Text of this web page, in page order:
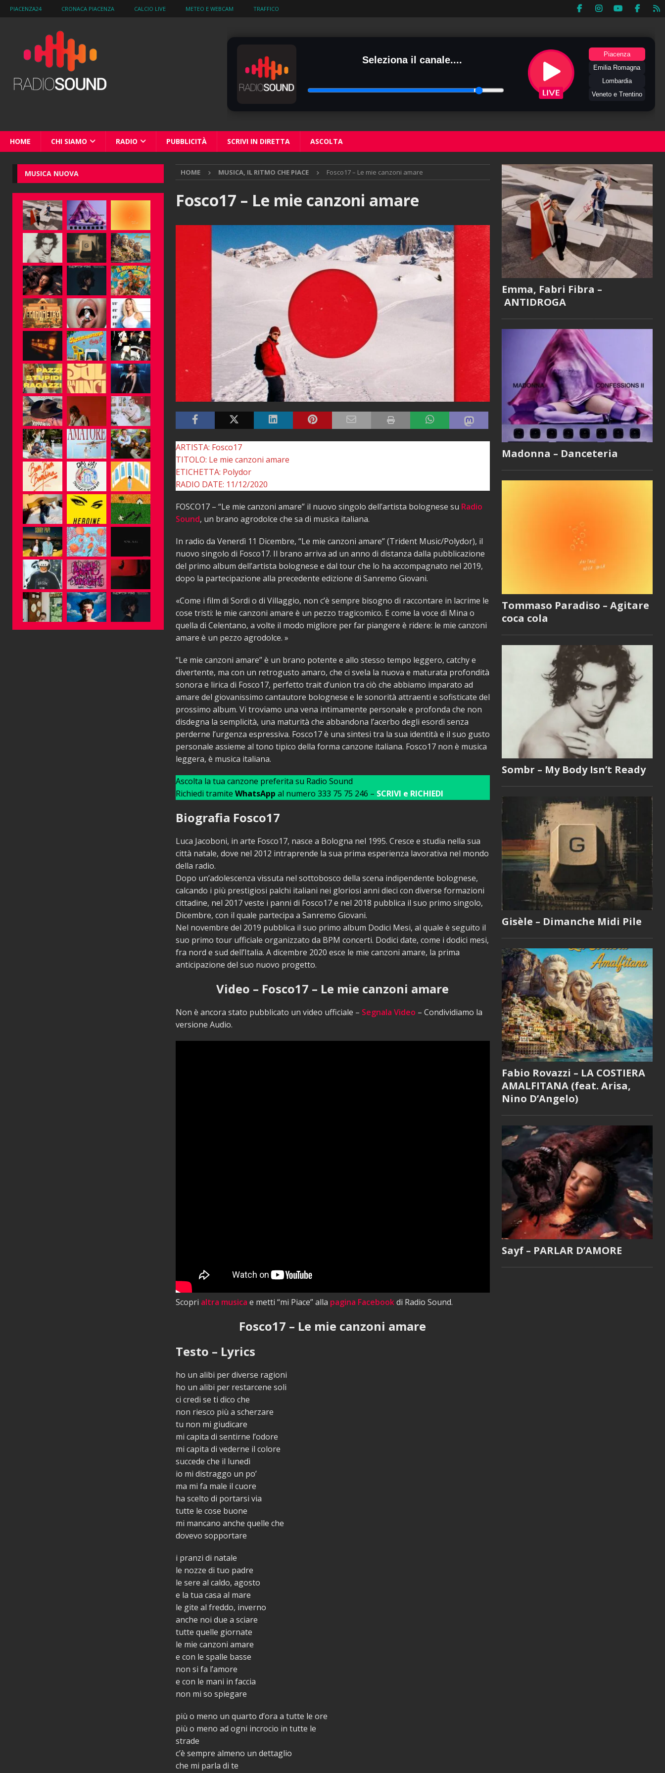
PIACENZA24 CRONACA PIACENZA CALCIO LIVE METEO E WEBCAM TRAFFICO
Seleziona il canale....
Piacenza
Emilia Romagna
Lombardia
Veneto e Trentino
HOME CHI SIAMO RADIO PUBBLICITÀ SCRIVI IN DIRETTA ASCOLTA
HOME MUSICA, IL RITMO CHE PIACE Fosco17 – Le mie canzoni amare
Fosco17 – Le mie canzoni amare
ARTISTA: Fosco17
TITOLO: Le mie canzoni amare
ETICHETTA: Polydor
RADIO DATE: 11/12/2020
FOSCO17 – “Le mie canzoni amare” il nuovo singolo dell’artista bolognese su Radio
Sound, un brano agrodolce che sa di musica italiana.
In radio da Venerdì 11 Dicembre, “Le mie canzoni amare” (Trident Music/Polydor), il
nuovo singolo di Fosco17. Il brano arriva ad un anno di distanza dalla pubblicazione
del primo album dell’artista bolognese e dal tour che lo ha accompagnato nel 2019,
dopo la partecipazione alla precedente edizione di Sanremo Giovani.
«Come i film di Sordi o di Villaggio, non c’è sempre bisogno di raccontare in lacrime le
cose tristi: le mie canzoni amare è un pezzo tragicomico. E come la voce di Mina o
quella di Celentano, a volte il modo migliore per far piangere è ridere: le mie canzoni
amare è un pezzo agrodolce. »
“Le mie canzoni amare” è un brano potente e allo stesso tempo leggero, catchy e
divertente, ma con un retrogusto amaro, che ci svela la nuova e maturata profondità
sonora e lirica di Fosco17, perfetto trait d’union tra ciò che abbiamo imparato ad
amare del giovanissimo cantautore bolognese e le sonorità attraenti e sofisticate del
prossimo album. Vi troviamo una vena intimamente personale e profonda che non
disdegna la semplicità, una maturità che abbandona l’acerbo degli esordi senza
perderne l’urgenza espressiva. Fosco17 è una sintesi tra la sua identità e il suo gusto
personale assieme al tono tipico della forma canzone italiana. Fosco17 non è musica
leggera, è musica italiana.
Ascolta la tua canzone preferita su Radio Sound
Richiedi tramite WhatsApp al numero 333 75 75 246 – SCRIVI e RICHIEDI
Biografia Fosco17
Luca Jacoboni, in arte Fosco17, nasce a Bologna nel 1995. Cresce e studia nella sua
città natale, dove nel 2012 intraprende la sua prima esperienza lavorativa nel mondo
della radio.
Dopo un’adolescenza vissuta nel sottobosco della scena indipendente bolognese,
calcando i più prestigiosi palchi italiani nei gloriosi anni dieci con diverse formazioni
cittadine, nel 2017 veste i panni di Fosco17 e nel 2018 pubblica il suo primo singolo,
Dicembre, con il quale partecipa a Sanremo Giovani.
Nel novembre del 2019 pubblica il suo primo album Dodici Mesi, al quale è seguito il
suo primo tour ufficiale organizzato da BPM concerti. Dodici date, come i dodici mesi,
fra nord e sud dell’Italia. A dicembre 2020 esce le mie canzoni amare, la prima
anticipazione del suo nuovo progetto.
Video – Fosco17 – Le mie canzoni amare
Non è ancora stato pubblicato un video ufficiale – Segnala Video – Condividiamo la
versione Audio.
Scopri altra musica e metti “mi Piace” alla pagina Facebookdi Radio Sound.
Fosco17 – Le mie canzoni amare
Testo – Lyrics
ho un alibi per diverse ragioni
ho un alibi per restarcene soli
ci credi se ti dico che
non riesco più a scherzare
tu non mi giudicare
mi capita di sentirne l’odore
mi capita di vederne il colore
succede che il lunedì
io mi distraggo un po’
ma mi fa male il cuore
ha scelto di portarsi via
tutte le cose buone
mi mancano anche quelle che
dovevo sopportare
i pranzi di natale
le nozze di tuo padre
le sere al caldo, agosto
e la tua casa al mare
le gite al freddo, inverno
anche noi due a sciare
tutte quelle giornate
le mie canzoni amare
e con le spalle basse
non si fa l’amore
e con le mani in faccia
non mi so spiegare
più o meno un quarto d’ora a tutte le ore
più o meno ad ogni incrocio in tutte le
strade
c’è sempre almeno un dettaglio
che mi parla di te
MUSICA NUOVA
Emma, Fabri Fibra –
ANTIDROGA
Madonna – Danceteria
Tommaso Paradiso – Agitare
coca cola
Sombr – My Body Isn’t Ready
Gisèle – Dimanche Midi Pile
Fabio Rovazzi – LA COSTIERA
AMALFITANA (feat. Arisa,
Nino D’Angelo)
Sayf – PARLAR D’AMORE